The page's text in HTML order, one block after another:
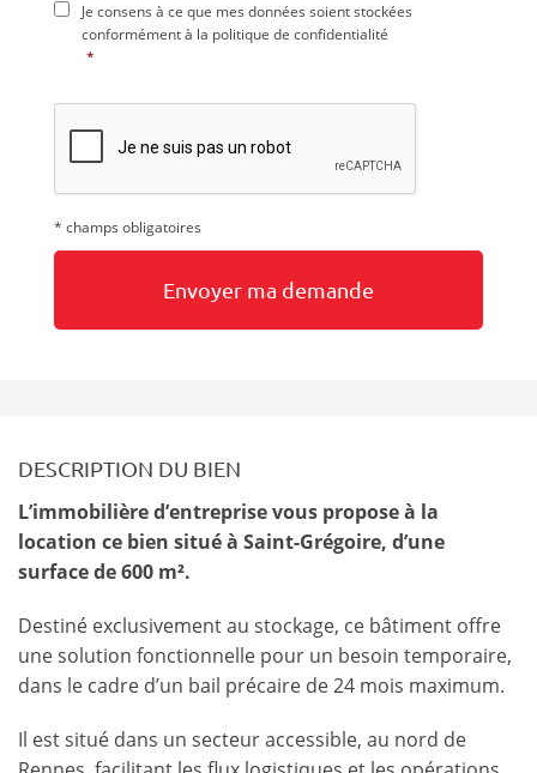
Je consens à ce que mes données soient stockées
conformément à la politique de confidentialité
*
* champs obligatoires
DESCRIPTION DU BIEN
L’immobilière d’entreprise vous propose à la
location ce bien situé à Saint-Grégoire, d’une
surface de 600 m².
Destiné exclusivement au stockage, ce bâtiment offre
une solution fonctionnelle pour un besoin temporaire,
dans le cadre d’un bail précaire de 24 mois maximum.
Il est situé dans un secteur accessible, au nord de